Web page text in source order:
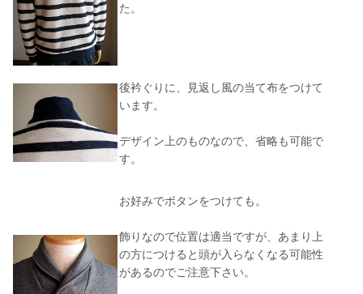
た。
後衿ぐりに、見返し風の当て布をつけて
います。
デザイン上のものなので、省略も可能で
す。
お好みでボタンをつけても。
飾りなので位置は適当ですが、あまり上
の方につけると頭が入らなくなる可能性
があるのでご注意下さい。